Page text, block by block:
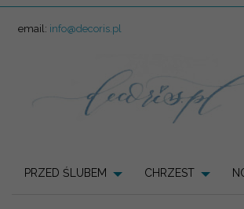
email: info@decoris.pl
PRZED ŚLUBEM CHRZEST